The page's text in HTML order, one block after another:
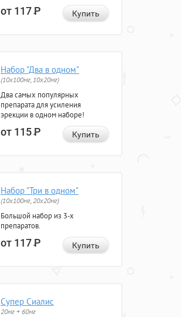
от 117Р Купить
Набор "Два в одном"
(10x100мг, 10x20мг)
Два самых популярных
препарата для усиления
эрекции в одном наборе!
от 115Р Купить
Набор "Три в одном"
(10x100мг, 20x20мг)
Большой набор из 3-х
препаратов.
от 117Р Купить
Супер Сиалис
20мг + 60мг